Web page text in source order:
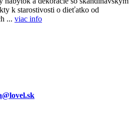
k starostivosti o dieťatko od
... viac info